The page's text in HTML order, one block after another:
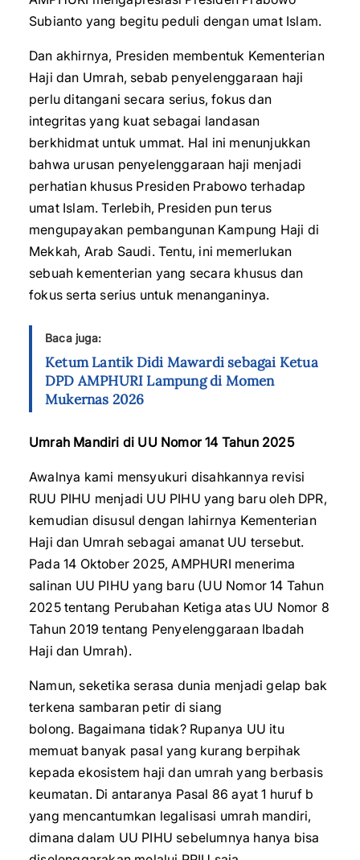
Subianto yang begitu peduli dengan umat Islam.
Dan akhirnya, Presiden membentuk Kementerian
Haji dan Umrah, sebab penyelenggaraan haji
perlu ditangani secara serius, fokus dan
integritas yang kuat sebagai landasan
berkhidmat untuk ummat. Hal ini menunjukkan
bahwa urusan penyelenggaraan haji menjadi
perhatian khusus Presiden Prabowo terhadap
umat Islam. Terlebih, Presiden pun terus
mengupayakan pembangunan Kampung Haji di
Mekkah, Arab Saudi. Tentu, ini memerlukan
sebuah kementerian yang secara khusus dan
fokus serta serius untuk menanganinya.
Baca juga:
Ketum Lantik Didi Mawardi sebagai Ketua
DPD AMPHURI Lampung di Momen
Mukernas 2026
Umrah Mandiri di UU Nomor 14 Tahun 2025
Awalnya kami mensyukuri disahkannya revisi
RUU PIHU menjadi UU PIHU yang baru oleh DPR,
kemudian disusul dengan lahirnya Kementerian
Haji dan Umrah sebagai amanat UU tersebut.
Pada 14 Oktober 2025, AMPHURI menerima
salinan UU PIHU yang baru (UU Nomor 14 Tahun
2025 tentang Perubahan Ketiga atas UU Nomor 8
Tahun 2019 tentang Penyelenggaraan Ibadah
Haji dan Umrah).
Namun, seketika serasa dunia menjadi gelap bak
terkena sambaran petir di siang
bolong. Bagaimana tidak? Rupanya UU itu
memuat banyak pasal yang kurang berpihak
kepada ekosistem haji dan umrah yang berbasis
keumatan. Di antaranya Pasal 86 ayat 1 huruf b
yang mencantumkan legalisasi umrah mandiri,
dimana dalam UU PIHU sebelumnya hanya bisa